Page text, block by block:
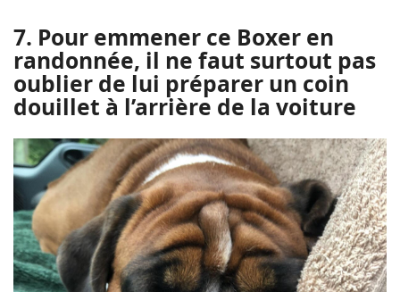
7. Pour emmener ce Boxer en
randonnée, il ne faut surtout pas
oublier de lui préparer un coin
douillet à l’arrière de la voiture